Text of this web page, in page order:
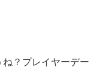
？プレイヤーデー